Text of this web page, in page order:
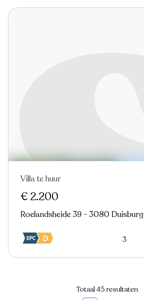
Villa te huur
€ 2.200
Roelandsheide 39 - 3080 Duisburg
3
Totaal 45 resultaten